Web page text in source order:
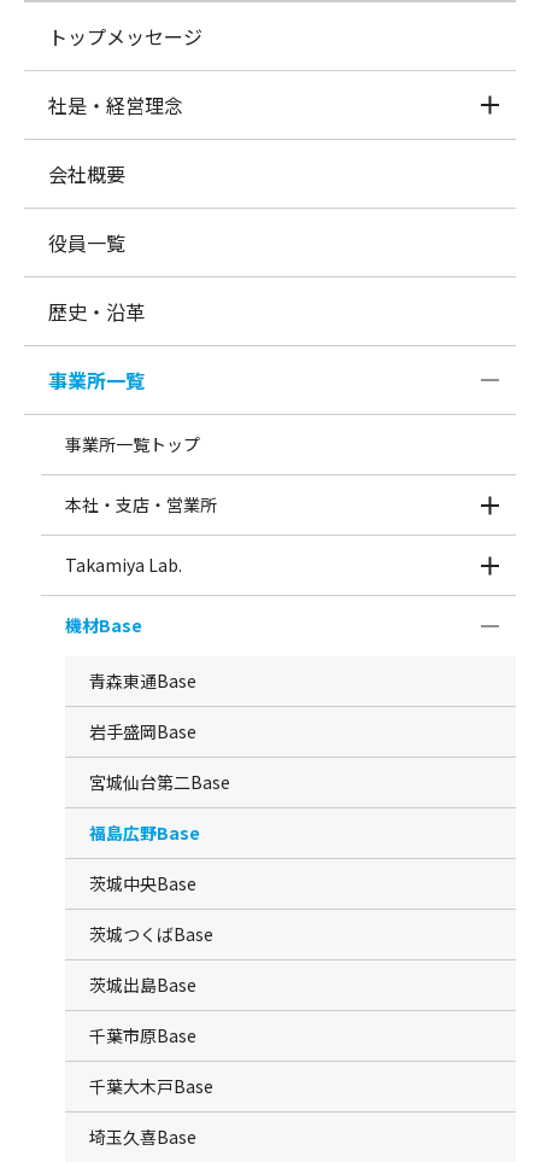
トップメッセージ
社是・経営理念
会社概要
役員一覧
歴史・沿革
事業所一覧
事業所一覧トップ
本社・支店・営業所
Takamiya Lab.
機材Base
青森東通Base
岩手盛岡Base
宮城仙台第二Base
福島広野Base
茨城中央Base
茨城つくばBase
茨城出島Base
千葉市原Base
千葉大木戸Base
埼玉久喜Base